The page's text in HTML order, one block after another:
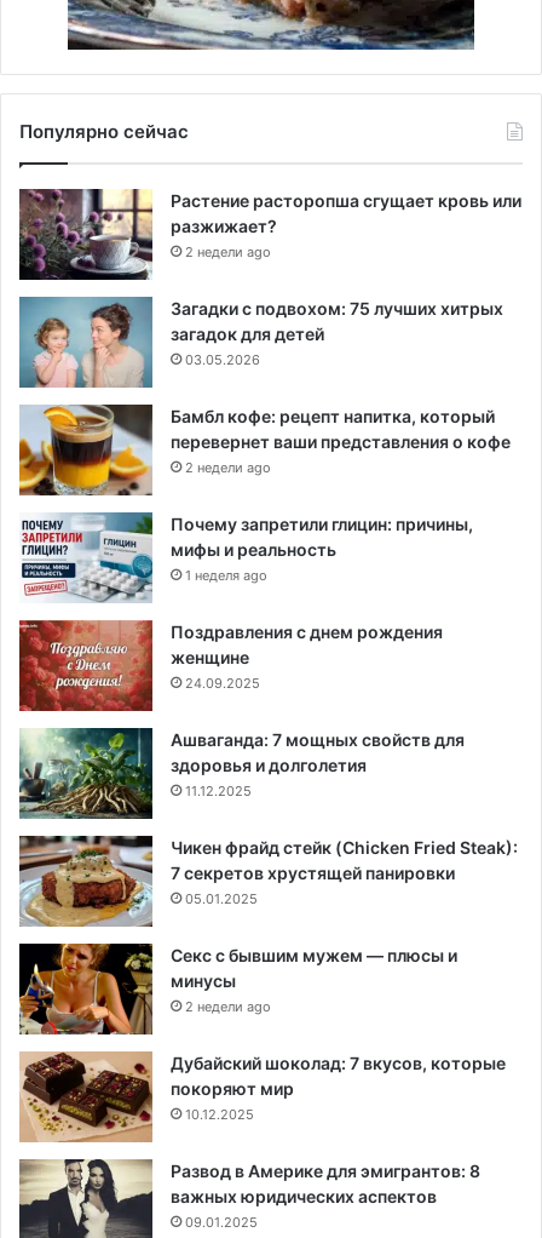
Популярно сейчас
Растение расторопша сгущает кровь или
разжижает?
2 недели ago
Загадки с подвохом: 75 лучших хитрых
загадок для детей
03.05.2026
Бамбл кофе: рецепт напитка, который
перевернет ваши представления о кофе
2 недели ago
Почему запретили глицин: причины,
мифы и реальность
1 неделя ago
Поздравления с днем рождения
женщине
24.09.2025
Ашваганда: 7 мощных свойств для
здоровья и долголетия
11.12.2025
Чикен фрайд стейк (Chicken Fried Steak):
7 секретов хрустящей панировки
05.01.2025
Секс с бывшим мужем — плюсы и
минусы
2 недели ago
Дубайский шоколад: 7 вкусов, которые
покоряют мир
10.12.2025
Развод в Америке для эмигрантов: 8
важных юридических аспектов
09.01.2025